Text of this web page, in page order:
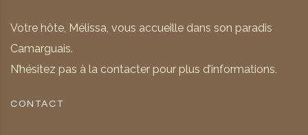
Votre hôte, Mélissa, vous accueille dans son paradis
Camarguais.
N’hésitez pas à la contacter pour plus d’informations.
CONTACT